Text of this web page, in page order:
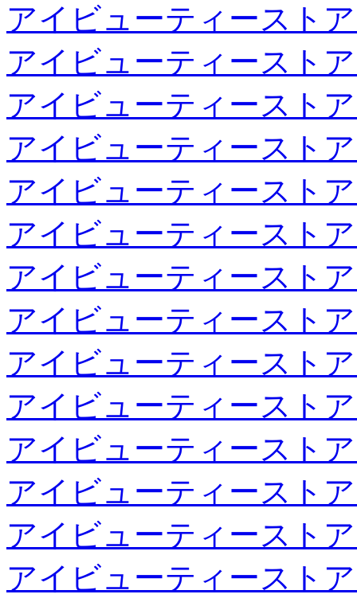
アイビューティースト
アイビューティースト
アイビューティースト
アイビューティースト
アイビューティースト
アイビューティースト
アイビューティースト
アイビューティースト
アイビューティースト
アイビューティースト
アイビューティースト
アイビューティースト
アイビューティースト
アイビューティースト